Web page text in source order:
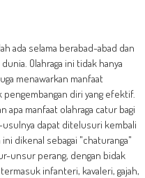
ada selama berabad-abad dan
Olahraga ini tidak hanya
menawarkan manfaat
diri yang efektif.
apa manfaat olahraga catur bagi
usulnya dapat ditelusuri kembali
dikenal sebagai "chaturanga"
unsur perang, dengan bidak
infanteri, kavaleri, gajah,